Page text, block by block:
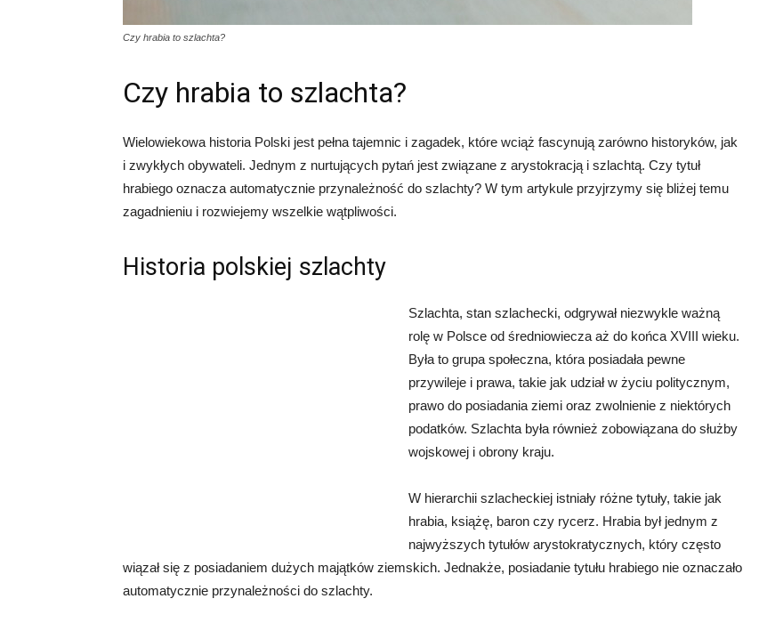
Czy hrabia to szlachta?
Czy hrabia to szlachta?
Wielowiekowa historia Polski jest pełna tajemnic i zagadek, które wciąż fascynują zarówno historyków, jak
i zwykłych obywateli. Jednym z nurtujących pytań jest związane z arystokracją i szlachtą. Czy tytuł
hrabiego oznacza automatycznie przynależność do szlachty? W tym artykule przyjrzymy się bliżej temu
zagadnieniu i rozwiejemy wszelkie wątpliwości.
Historia polskiej szlachty
Szlachta, stan szlachecki, odgrywał niezwykle ważną
rolę w Polsce od średniowiecza aż do końca XVIII wieku.
Była to grupa społeczna, która posiadała pewne
przywileje i prawa, takie jak udział w życiu politycznym,
prawo do posiadania ziemi oraz zwolnienie z niektórych
podatków. Szlachta była również zobowiązana do służby
wojskowej i obrony kraju.
W hierarchii szlacheckiej istniały różne tytuły, takie jak
hrabia, książę, baron czy rycerz. Hrabia był jednym z
najwyższych tytułów arystokratycznych, który często
wiązał się z posiadaniem dużych majątków ziemskich. Jednakże, posiadanie tytułu hrabiego nie oznaczało
automatycznie przynależności do szlachty.